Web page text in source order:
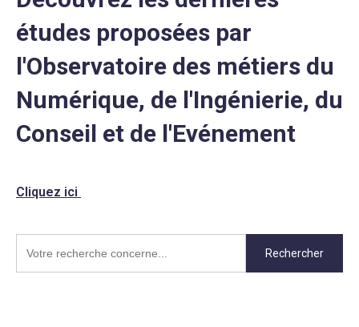
études proposées par
l'Observatoire des métiers du
Numérique, de l'Ingénierie, du
Conseil et de l'Evénement
Cliquez ici
Rechercher